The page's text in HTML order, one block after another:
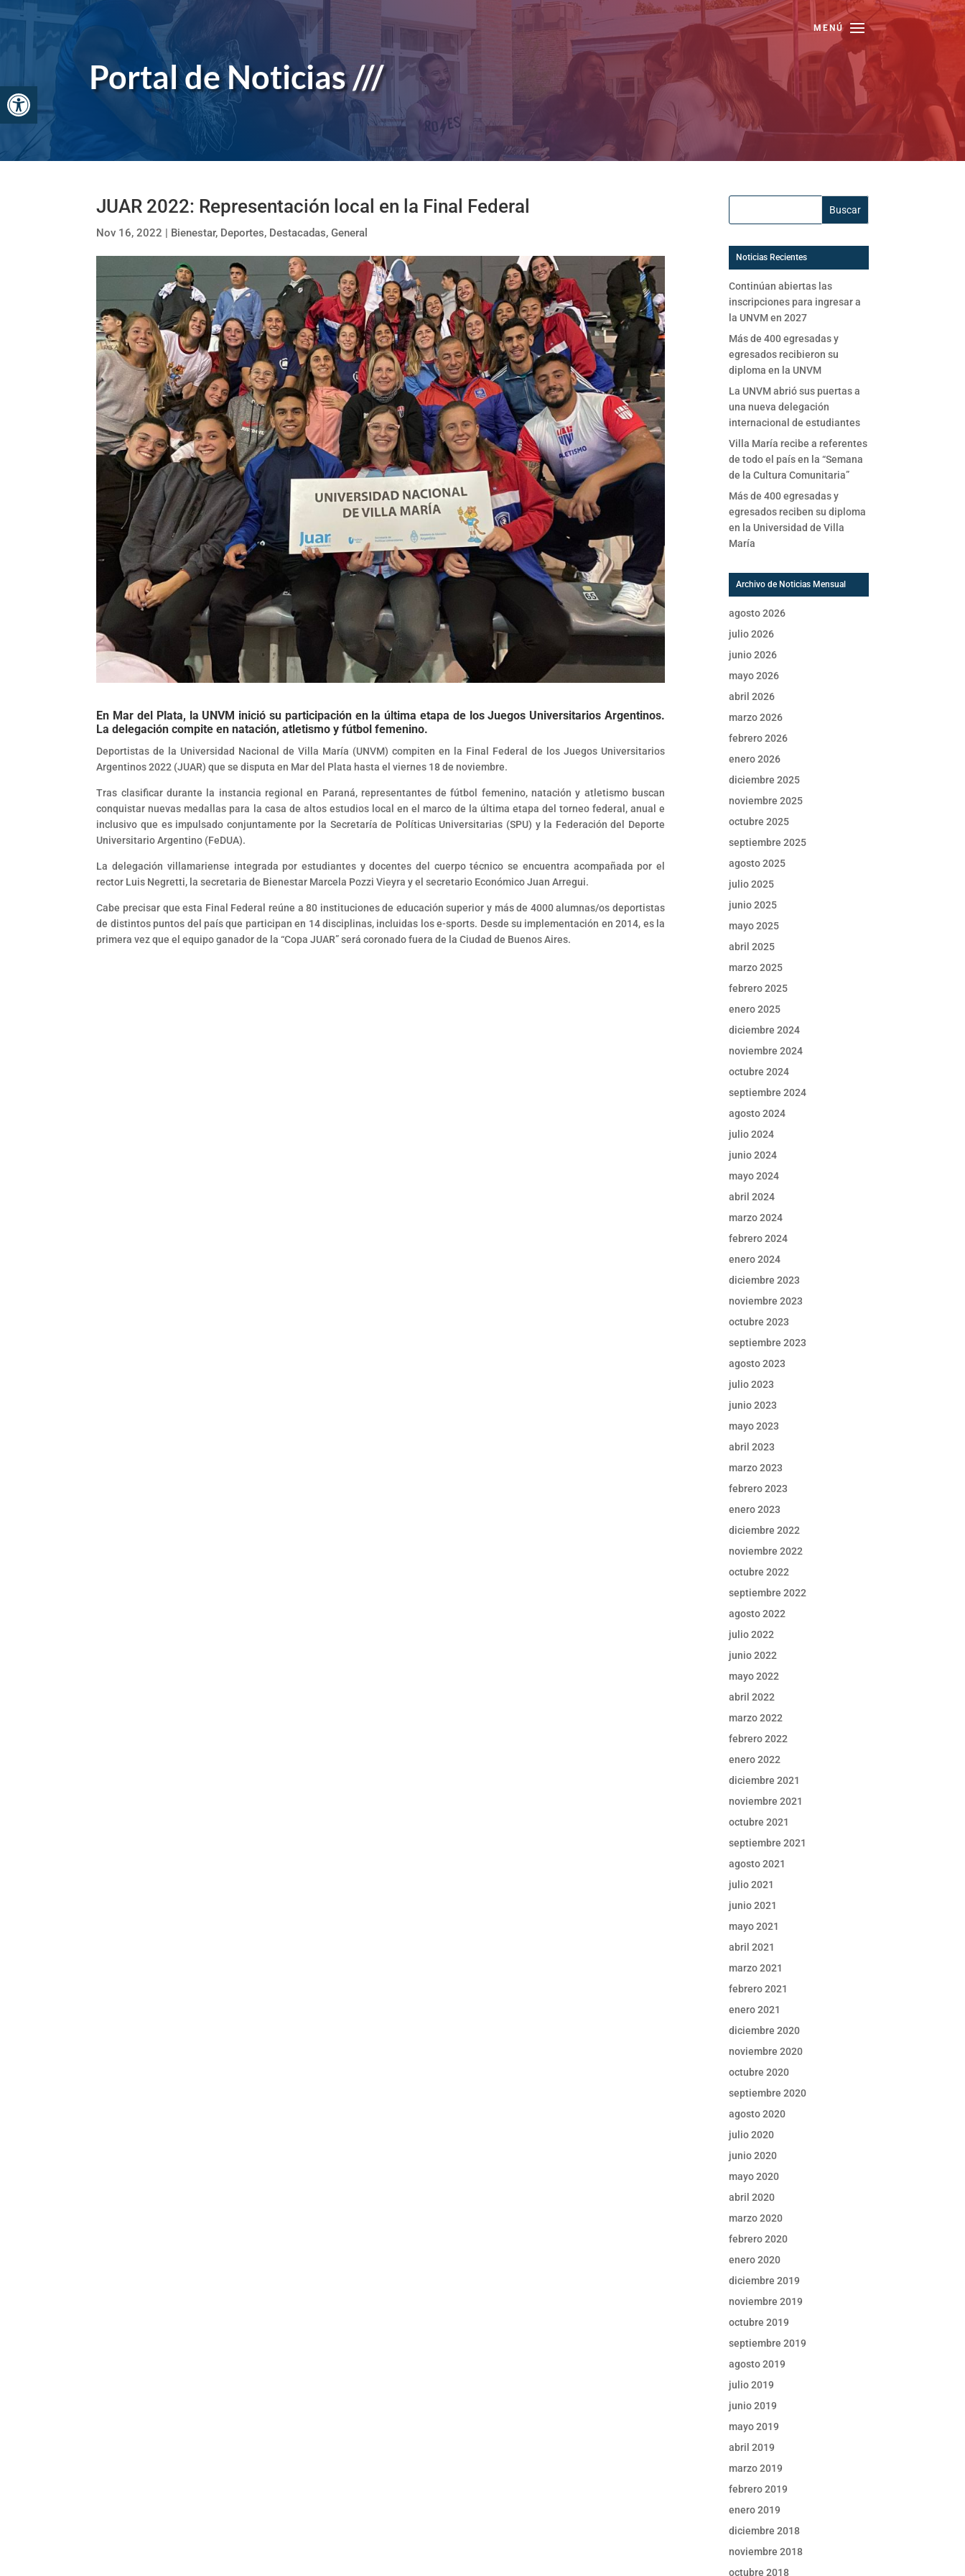
Abrir barra de herramientas
to
Portal de Noticias ///
JUAR 2022: Representación local en la Final Federal
Nov 16, 2022 | Bienestar, Deportes, Destacadas,General
En Mar del Plata, la UNVM inició su participación en la última etapa de los Juegos Universitarios Argentinos.
La delegación compite en natación, atletismo y fútbol femenino.
Deportistas de la Universidad Nacional de Villa María (UNVM) compiten en la Final Federal de los Juegos Universitarios
Argentinos 2022 (JUAR) que se disputa en Mar del Plata hasta el viernes 18 de noviembre.
Tras clasificar durante la instancia regional en Paraná, representantes de fútbol femenino, natación y atletismo buscan
conquistar nuevas medallas para la casa de altos estudios local en el marco de la última etapa del torneo federal, anual e
inclusivo que es impulsado conjuntamente por la Secretaría de Políticas Universitarias (SPU) y la Federación del Deporte
Universitario Argentino (FeDUA).
La delegación villamariense integrada por estudiantes y docentes del cuerpo técnico se encuentra acompañada por el
rector Luis Negretti, la secretaria de Bienestar Marcela Pozzi Vieyra y el secretario Económico Juan Arregui.
Cabe precisar que esta Final Federal reúne a 80 instituciones de educación superior y más de 4000 alumnas/os deportistas
de distintos puntos del país que participan en 14 disciplinas, incluidas los e-sports. Desde su implementación en 2014, es la
primera vez que el equipo ganador de la “Copa JUAR” será coronado fuera de la Ciudad de Buenos Aires.
Buscar:
Noticias Recientes
Continúan abiertas las
inscripciones para ingresar a
la UNVM en 2027
Más de 400 egresadas y
egresados recibieron su
diploma en la UNVM
La UNVM abrió sus puertas a
una nueva delegación
internacional de estudiantes
Villa María recibe a referentes
de todo el país en la “Semana
de la Cultura Comunitaria”
Más de 400 egresadas y
egresados reciben su diploma
en la Universidad de Villa
María
Archivo de Noticias Mensual
agosto 2026
julio 2026
junio 2026
mayo 2026
abril 2026
marzo 2026
febrero 2026
enero 2026
diciembre 2025
noviembre 2025
octubre 2025
septiembre 2025
agosto 2025
julio 2025
junio 2025
mayo 2025
abril 2025
marzo 2025
febrero 2025
enero 2025
diciembre 2024
noviembre 2024
octubre 2024
septiembre 2024
agosto 2024
julio 2024
junio 2024
mayo 2024
abril 2024
marzo 2024
febrero 2024
enero 2024
diciembre 2023
noviembre 2023
octubre 2023
septiembre 2023
agosto 2023
julio 2023
junio 2023
mayo 2023
abril 2023
marzo 2023
febrero 2023
enero 2023
diciembre 2022
noviembre 2022
octubre 2022
septiembre 2022
agosto 2022
julio 2022
junio 2022
mayo 2022
abril 2022
marzo 2022
febrero 2022
enero 2022
diciembre 2021
noviembre 2021
octubre 2021
septiembre 2021
agosto 2021
julio 2021
junio 2021
mayo 2021
abril 2021
marzo 2021
febrero 2021
enero 2021
diciembre 2020
noviembre 2020
octubre 2020
septiembre 2020
agosto 2020
julio 2020
junio 2020
mayo 2020
abril 2020
marzo 2020
febrero 2020
enero 2020
diciembre 2019
noviembre 2019
octubre 2019
septiembre 2019
agosto 2019
julio 2019
junio 2019
mayo 2019
abril 2019
marzo 2019
febrero 2019
enero 2019
diciembre 2018
noviembre 2018
octubre 2018